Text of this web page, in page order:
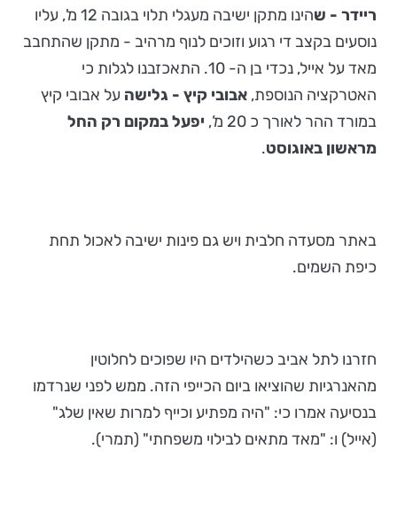
ריידר - ש
הינו מתקן ישיבה מעגלי תלוי בגובה 12 מ', עליו
נוסעים בקצב די רגוע וזוכים לנוף מרהיב - מתקן שהתחבב
מאד על אייל, נכדי בן ה- 10. התאכזבנו לגלות כי
האטרקציה הנוספת, אבובי קיץ - גלישה על אבובי קיץ
במורד ההר לאורך כ 20 מ’,
יפעל במקום רק החל
מראשון באוגוסט.
באתר מסעדה חלבית ויש גם פינות ישיבה לאכול תחת
כיפת השמים.
חזרנו לתל אביב כשהילדים היו שפוכים לחלוטין
מהאנרגיות שהוציאו ביום הכייפי הזה. ממש לפני שנרדמו
בנסיעה אמרו כי: "היה מפתיע וכייף למרות שאין שלג"
(אייל) ו: "מאד מתאים לבילוי משפחתי" (תמרי).